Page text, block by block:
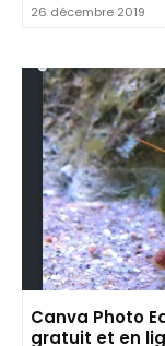
26 décembre 2019
Canva Photo
gratuit et en